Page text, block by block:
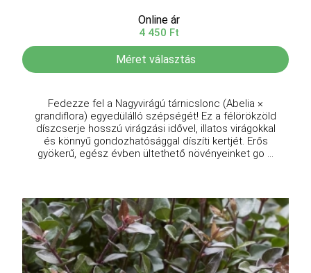
Online ár
4 450 Ft
Méret választás
Fedezze fel a Nagyvirágú tárnicslonc (Abelia ×
grandiflora) egyedülálló szépségét! Ez a félörökzöld
díszcserje hosszú virágzási idővel, illatos virágokkal
és könnyű gondozhatósággal díszíti kertjét. Erős
gyökerű, egész évben ültethető növényeinket go ...